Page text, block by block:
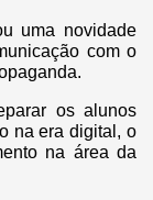
uma novidade
com o
os alunos
na era digital, o
na área da